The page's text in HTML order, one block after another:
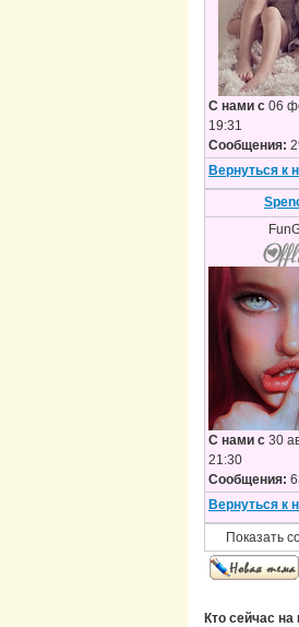
С нами с 06
19:31
Сообщения:
Вернуться к
С нами с 30
21:30
Сообщения:
Вернуться к
Показать
Кто сейчас